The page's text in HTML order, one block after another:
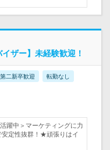
ザー】未経験歓迎！
第二新卒歓迎 転勤なし
躍中＞マーケティングに力
安定性抜群！★頑張りはイ